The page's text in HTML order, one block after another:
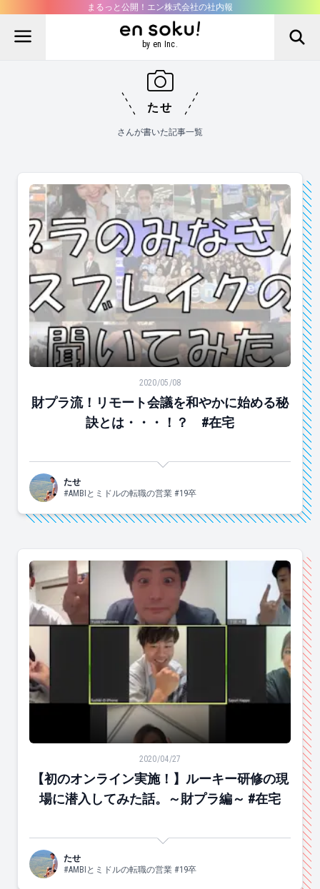
まるっと公開！エン株式会社の社内報
by en Inc.
たせ
さんが書いた記事一覧
財プラ流！リモート会議を和やかに始める秘訣とは・
2020/05/08
財プラ流！リモート会議を和やかに始める秘
訣とは・・・！？ #在宅
たせ
#AMBIとミドルの転職の営業 #19卒
【初のオンライン実施！】ルーキー研修の現場に潜入
2020/04/27
【初のオンライン実施！】ルーキー研修の現
場に潜入してみた話。～財プラ編～ #在宅
たせ
#AMBIとミドルの転職の営業 #19卒